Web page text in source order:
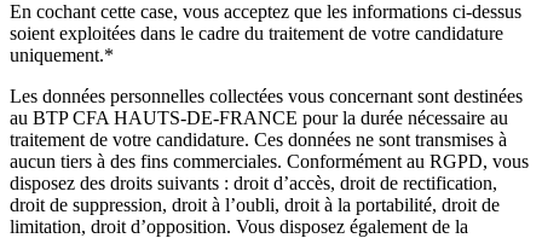
En cochant cette case, vous acceptez que les informations ci-dessus
soient exploitées dans le cadre du traitement de votre candidature
uniquement.*
Les données personnelles collectées vous concernant sont destinées
au BTP CFA HAUTS-DE-FRANCE pour la durée nécessaire au
traitement de votre candidature. Ces données ne sont transmises à
aucun tiers à des fins commerciales. Conformément au RGPD, vous
disposez des droits suivants : droit d’accès, droit de rectification,
droit de suppression, droit à l’oubli, droit à la portabilité, droit de
limitation, droit d’opposition. Vous disposez également de la